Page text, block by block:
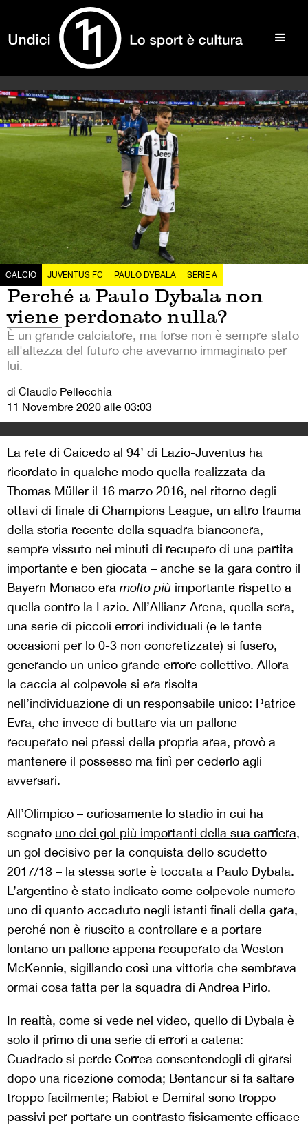
CALCIO JUVENTUS FC PAULO DYBALA SERIE A
Perché a Paulo Dybala non
viene perdonato nulla?
È un grande calciatore, ma forse non è sempre stato
all'altezza del futuro che avevamo immaginato per
lui.
di Claudio Pellecchia
11 Novembre 2020 alle 03:03
La rete di Caicedo al 94’ di Lazio-Juventus ha
ricordato in qualche modo quella realizzata da
Thomas Müller il 16 marzo 2016, nel ritorno degli
ottavi di finale di Champions League, un altro trauma
della storia recente della squadra bianconera,
sempre vissuto nei minuti di recupero di una partita
importante e ben giocata – anche se la gara contro il
Bayern Monaco era molto più importante rispetto a
quella contro la Lazio. All’Allianz Arena, quella sera,
una serie di piccoli errori individuali (e le tante
occasioni per lo 0-3 non concretizzate) si fusero,
generando un unico grande errore collettivo. Allora
la caccia al colpevole si era risolta
nell’individuazione di un responsabile unico: Patrice
Evra, che invece di buttare via un pallone
recuperato nei pressi della propria area, provò a
mantenere il possesso ma finì per cederlo agli
avversari.
All’Olimpico – curiosamente lo stadio in cui ha
segnato uno dei gol più importanti della sua carriera,
un gol decisivo per la conquista dello scudetto
2017/18 – la stessa sorte è toccata a Paulo Dybala.
L’argentino è stato indicato come colpevole numero
uno di quanto accaduto negli istanti finali della gara,
perché non è riuscito a controllare e a portare
lontano un pallone appena recuperato da Weston
McKennie, sigillando così una vittoria che sembrava
ormai cosa fatta per la squadra di Andrea Pirlo.
In realtà, come si vede nel video, quello di Dybala è
solo il primo di una serie di errori a catena:
Cuadrado si perde Correa consentendogli di girarsi
dopo una ricezione comoda; Bentancur si fa saltare
troppo facilmente; Rabiot e Demiral sono troppo
passivi per portare un contrasto fisicamente efficace